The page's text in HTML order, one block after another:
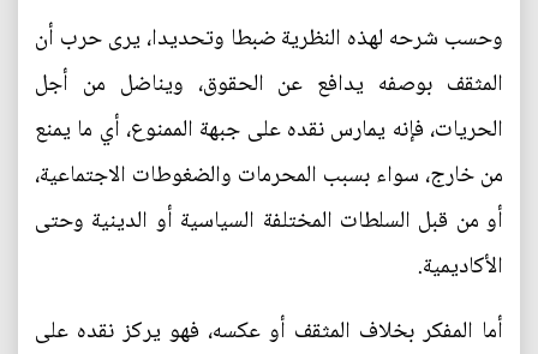
وحسب شرحه لهذه النظرية ضبطا وتحديدا، يرى حرب أن
المثقف بوصفه يدافع عن الحقوق، ويناضل من أجل
الحريات، فإنه يمارس نقده على جبهة الممنوع، أي ما يمنع
من خارج، سواء بسبب المحرمات والضغوطات الاجتماعية،
أو من قبل السلطات المختلفة السياسية أو الدينية وحتى
الأكاديمية.
أما المفكر بخلاف المثقف أو عكسه، فهو يركز نقده على